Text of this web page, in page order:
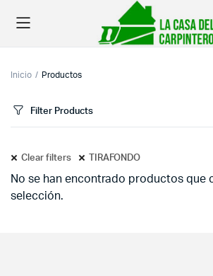
Inicio Productos
Filter Products
Clear filters TIRAFONDO
No se han encontrado productos que
selección.